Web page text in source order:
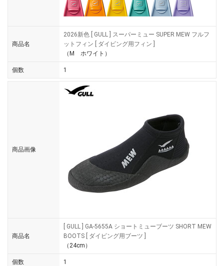
商品名
2026新色 [ GULL ] スーパーミュー SUPER MEW フルフ
ットフィン [ ダイビング用フィン ]
（M ホワイト）
個数 1
商品画像
商品名
[ GULL ] GA-5655A ショートミューブーツ SHORT MEW
BOOTS [ ダイビング用ブーツ ]
（24cm）
個数 1